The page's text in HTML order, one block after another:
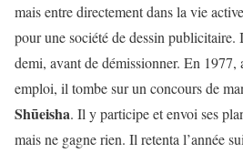
mais entre directement dans la vie
pour une société de dessin publicitaire.
demi, avant de démissionner. En 1977,
emploi, il tombe sur un concours de
Shūeisha. Il y participe et envoi ses
mais ne gagne rien. Il retenta l’année